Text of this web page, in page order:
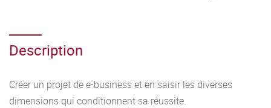
Description
Créer un projet de e-business et en saisir les diverses
dimensions qui conditionnent sa réussite.